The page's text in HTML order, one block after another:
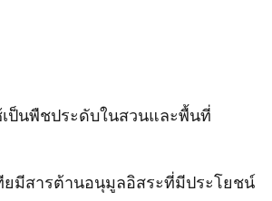
ป็นพืชประดับในสวนและพื้นที่
ยมีสารต้านอนุมูลอิสระที่มีประโยชน์